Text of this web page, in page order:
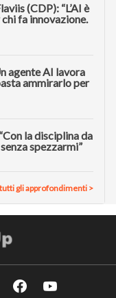
(CDP): “L’AI è
fa innovazione.
agente AI lavora
ammirarlo per
la disciplina da
spezzarmi”
gli approfondimenti >